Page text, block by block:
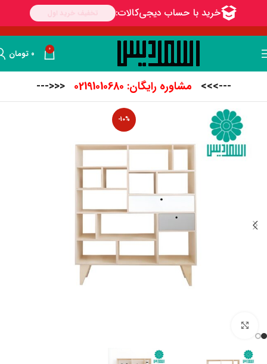
0 ۰ تومان
--->>> مشاوره رایگان: 02191010680 <<<---
-10%